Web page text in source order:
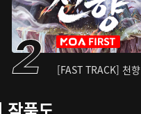
[FAST TRACK] 천향